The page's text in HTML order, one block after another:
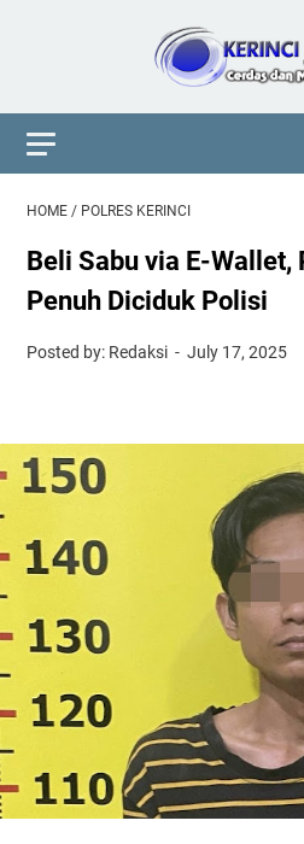
HOME / POLRES KERINCI
Beli Sabu via E-Wallet,
Penuh Diciduk Polisi
Posted by: Redaksi July 17, 2025